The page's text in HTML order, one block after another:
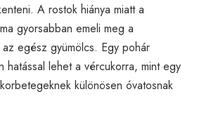
A rostok hiánya miatt a
gyorsabban emeli meg a
egész gyümölcs. Egy pohár
hatással lehet a vércukorra, mint egy
különösen óvatosnak